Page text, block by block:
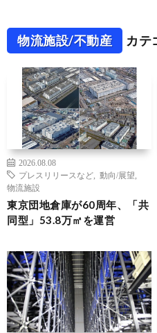
物流施設/不動産 カテ
2026.08.08
プレスリリースなど
動向/展望
物流施設
東京団地倉庫が60周年、「共
同型」53.8万㎡を運営